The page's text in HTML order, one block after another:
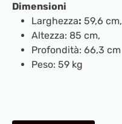
Dimensioni
Larghezza: 59,6 cm,
Altezza: 85 cm,
Profondità: 66,3 cm
Peso: 59 kg